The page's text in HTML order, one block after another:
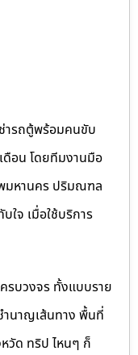
ช่ารถตู้พร้อมคนขับ
ดือน โดยทีมงานมือ
มหานคร ปริมณฑล
ใจ เมื่อใช้บริการ
รบวงจร ทั้งแบบราย
ำนาญเส้นทาง พื้นที่
วัด ทริป ไหนๆ ก็